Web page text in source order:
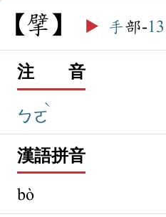
擘 ▶️ 手部-13
注 音
ㄅㄛ
ˋ
漢語拼音
bò